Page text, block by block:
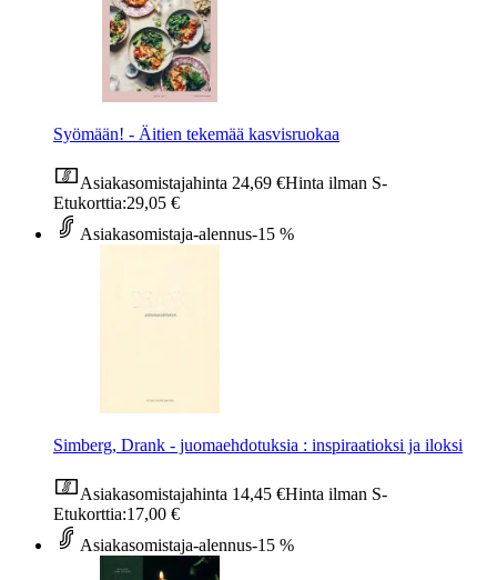
Syömään! - Äitien tekemää kasvisruokaa
Asiakasomistajahinta 24,69 €Hinta ilman S-
Etukorttia:29,05 €
Asiakasomistaja-alennus-15 %
Simberg, Drank - juomaehdotuksia : inspiraatioksi ja iloksi
Asiakasomistajahinta 14,45 €Hinta ilman S-
Etukorttia:17,00 €
Asiakasomistaja-alennus-15 %